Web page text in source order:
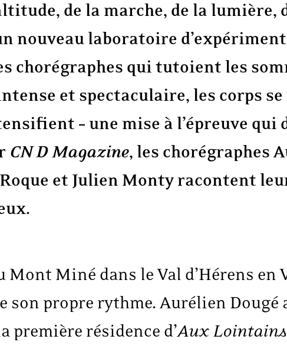
de la marche, de la lumière,
nouveau laboratoire
chorégraphes qui tutoient les
et spectaculaire, les corps
– une mise à l’épreuve
CN D Magazine, les chorégraphes
et Julien Monty racontent
Mont Miné dans le Val d’Hérens en
son propre rythme. Aurélien Dougé
première résidence d’Aux Lointains